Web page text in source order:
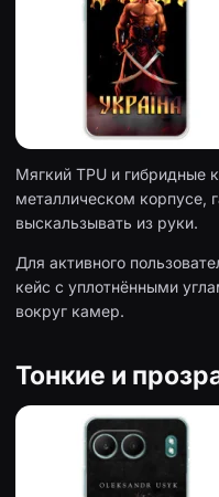
Мягкий TPU и гибридные
металлическом корпусе,
выскальзывать из руки.
Для активного
кейс с уплотнёнными
вокруг камер.
Тонкие и